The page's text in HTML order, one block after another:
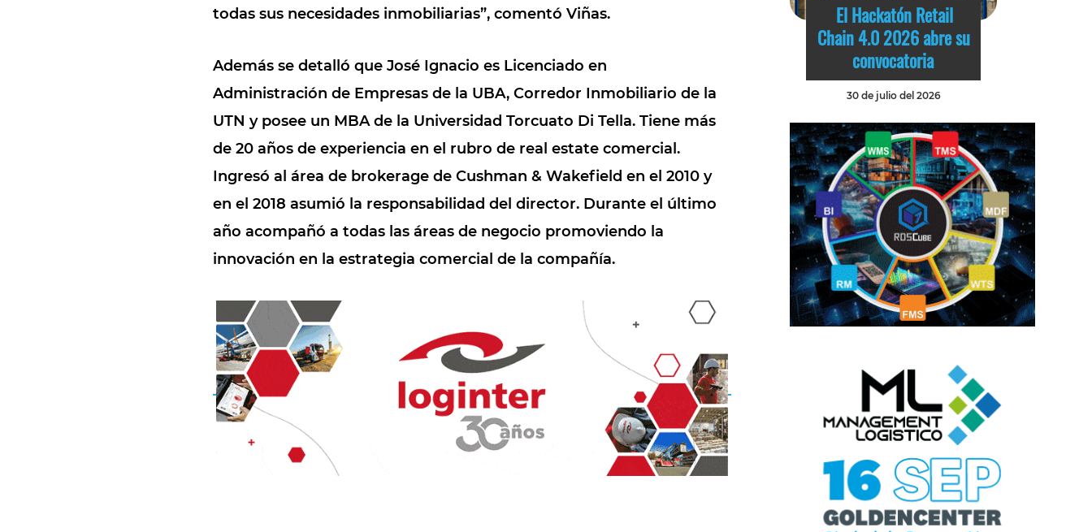
todas sus necesidades inmobiliarias”, comentó Viñas.
Además se detalló que José Ignacio es Licenciado en
Administración de Empresas de la UBA, Corredor Inmobiliario de la
UTN y posee un MBA de la Universidad Torcuato Di Tella. Tiene más
de 20 años de experiencia en el rubro de real estate comercial.
Ingresó al área de brokerage de Cushman & Wakefield en el 2010 y
en el 2018 asumió la responsabilidad del director. Durante el último
año acompañó a todas las áreas de negocio promoviendo la
innovación en la estrategia comercial de la compañía.
El Hackatón Retail
Chain 4.0 2026 abre su
convocatoria
30 de julio del 2026